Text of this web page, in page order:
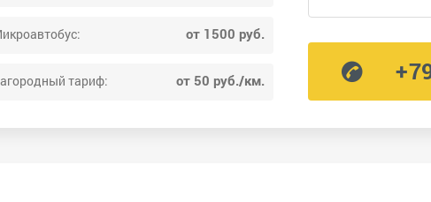
от 1500 руб.
тариф: от 50 руб./км.